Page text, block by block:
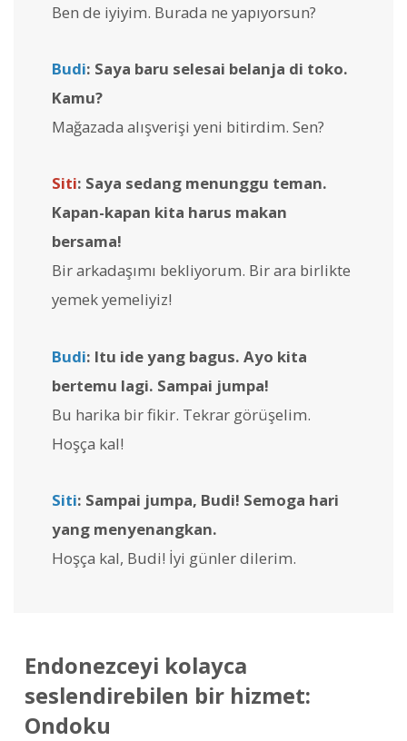
Ben de iyiyim. Burada ne yapıyorsun?
Budi: Saya baru selesai belanja di toko.
Kamu?
Mağazada alışverişi yeni bitirdim. Sen?
Siti: Saya sedang menunggu teman.
Kapan-kapan kita harus makan
bersama!
Bir arkadaşımı bekliyorum. Bir ara birlikte
yemek yemeliyiz!
Budi: Itu ide yang bagus. Ayo kita
bertemu lagi. Sampai jumpa!
Bu harika bir fikir. Tekrar görüşelim.
Hoşça kal!
Siti: Sampai jumpa, Budi! Semoga hari
yang menyenangkan.
Hoşça kal, Budi! İyi günler dilerim.
Endonezceyi kolayca
seslendirebilen bir hizmet:
Ondoku